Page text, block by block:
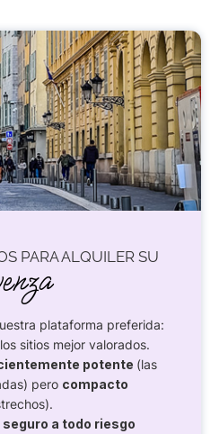
PARA ALQUILER SU
plataforma preferida:
sitios mejor valorados.
potente (las
pero compacto
seguro a todo riesgo